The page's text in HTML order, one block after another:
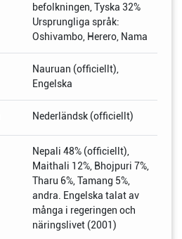
befolkningen, Tyska 32%
Ursprungliga språk:
Oshivambo, Herero, Nama
Nauruan (officiellt),
Engelska
Nederländsk (officiellt)
Nepali 48% (officiellt),
Maithali 12%, Bhojpuri 7%,
Tharu 6%, Tamang 5%,
andra. Engelska talat av
många i regeringen och
näringslivet (2001)